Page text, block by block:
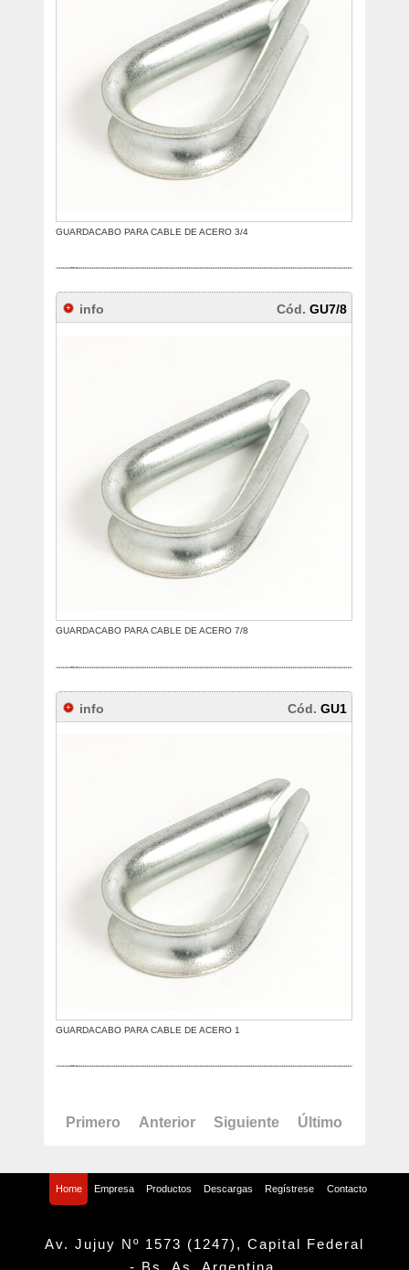
GUARDACABO PARA CABLE DE ACERO 3/4
info Cód.GU7/8
GUARDACABO PARA CABLE DE ACERO 7/8
info Cód.GU1
GUARDACABO PARA CABLE DE ACERO 1
Primero Anterior Siguiente Último
Home Empresa Productos Descargas Regístrese Contacto
Av. Jujuy Nº 1573 (1247), Capital Federal
- Bs. As. Argentina.